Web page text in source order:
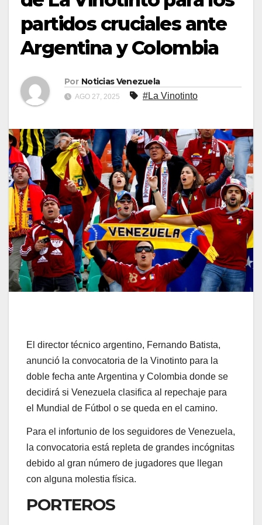
partidos cruciales ante
Argentina y Colombia
Por Noticias Venezuela
AGO 27, 2025 #La Vinotinto
El director técnico argentino, Fernando Batista,
anunció la convocatoria de la Vinotinto para la
doble fecha ante Argentina y Colombia donde se
decidirá si Venezuela clasifica al repechaje para
el Mundial de Fútbol o se queda en el camino.
Para el infortunio de los seguidores de Venezuela,
la convocatoria está repleta de grandes incógnitas
debido al gran número de jugadores que llegan
con alguna molestia física.
PORTEROS